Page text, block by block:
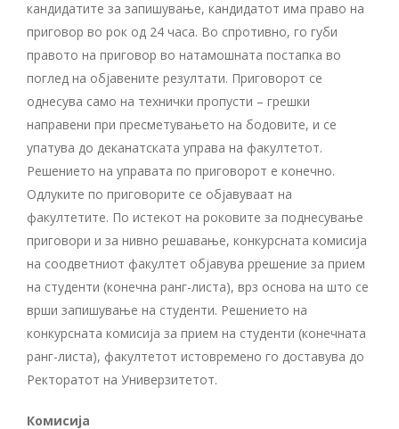
кандидатите за запишување, кандидатот има право на
приговор во рок од 24 часа. Во спротивно, го губи
правото на приговор во натамошната постапка во
поглед на објавените резултати. Приговорот се
однесува само на технички пропусти – грешки
направени при пресметувањето на бодовите, и се
упатува до деканатската управа на факултетот.
Решението на управата по приговорот е конечно.
Одлуките по приговорите се објавуваат на
факултетите. По истекот на роковите за поднесување
приговори и за нивно решавање, конкурсната комисија
на соодветниот факултет објавува ррешение за прием
на студенти (конечна ранг-листа), врз основа на што се
врши запишување на студенти. Решението на
конкурсната комисија за прием на студенти (конечната
ранг-листа), факултетот истовремено го доставува до
Ректоратот на Универзитетот.
Комисија